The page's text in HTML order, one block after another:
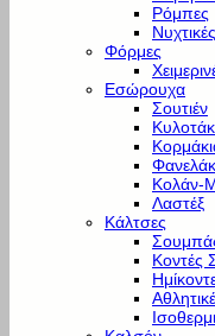
Ρόμπες
Νυχτικές
Φόρμες
Εσώρουχα
Σουτιέν
Κολάν-
Λαστέξ
Κάλτσες
Κοντές